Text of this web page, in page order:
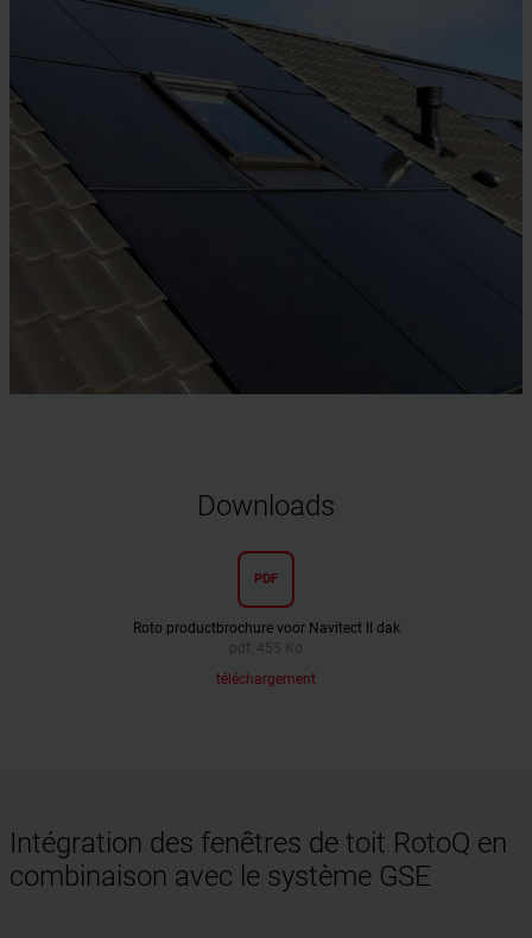
Downloads
PDF
Roto productbrochure voor Navitect II dak
pdf, 455 Ko
téléchargement
Intégration des fenêtres de toit RotoQ en
combinaison avec le système GSE